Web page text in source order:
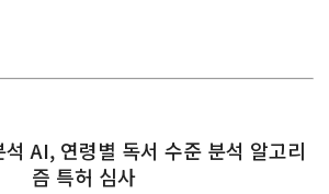
AI, 연령별 독서 수준 분석 알고리
즘 특허 심사